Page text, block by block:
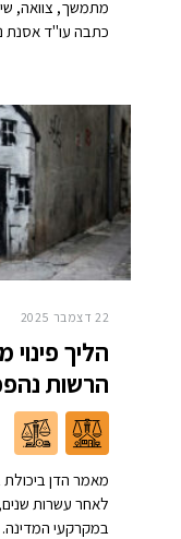
מתמשך, צוואה,
כתבה עו"ד אסנת
22 דצמבר 2025
הליך פינוי
הרשות
מאמר הדן ביכולת
לאחר עשרות
במקרקעי